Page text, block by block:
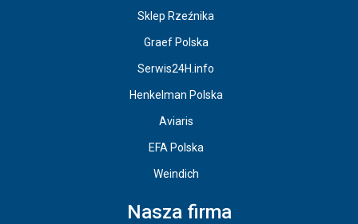
Sklep Rzeźnika
Graef Polska
Serwis24H.info
Henkelman Polska
Aviaris
EFA Polska
Weindich
Nasza firma